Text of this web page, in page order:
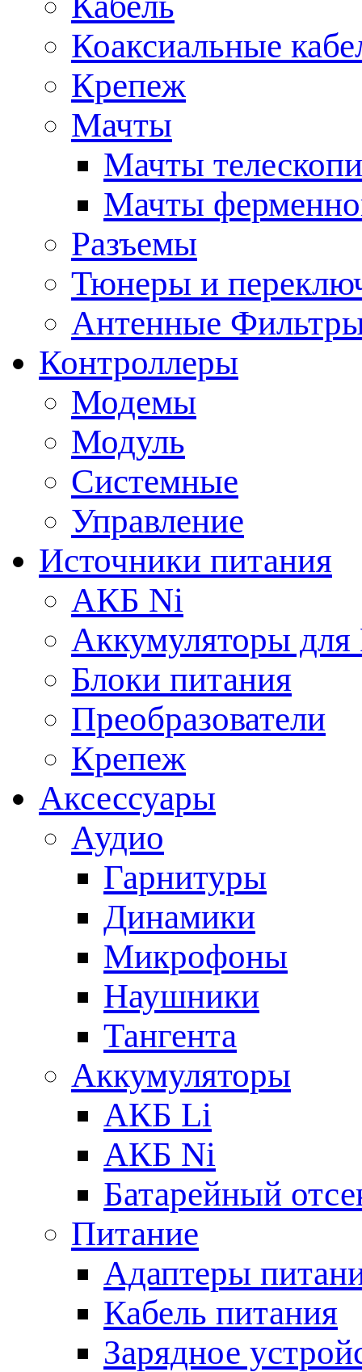
Коаксиальные
Крепеж
Мачты
Мачты
Мачты
Разъемы
Тюнеры и
Антенные
Контроллеры
Модемы
Модуль
Системные
Управление
Источники питания
АКБ Ni
Аккумуляторы
Блоки питания
Преобразователи
Крепеж
Аксессуары
Аудио
Гарнитуры
Динамики
Микрофоны
Наушники
Тангента
Аккумуляторы
АКБ Li
АКБ Ni
Батарейный
Питание
Адаптеры
Кабель питания
Зарядное